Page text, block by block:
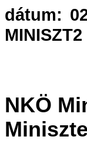
dátum:
MINISZT2
NKÖ